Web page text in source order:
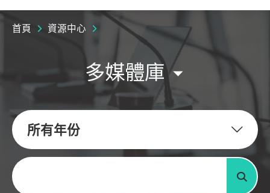
首頁 資源中心
多媒體庫
所有年份
關鍵字
搜尋